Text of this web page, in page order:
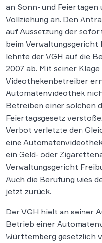
an Sonn- und
Vollziehung an. Den
auf Aussetzung der
beim
lehnte der VGH auf die
2007 ab. Mit seiner
Videothekenbetreiber
Automatenvideothek
Betreiben einer solchen
Feiertagsgesetz
Verbot verletzte den
eine
ein Geld- oder
Verwaltungsgericht
Auch die Berufung wies
jetzt zurück.
Der VGH hielt an seiner
Betrieb einer
Württemberg gesetzlich